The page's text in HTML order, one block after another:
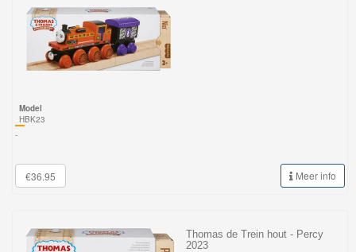
Model
HBK23
-
€36.95 Meer info
Thomas de Trein hout - Percy
2023